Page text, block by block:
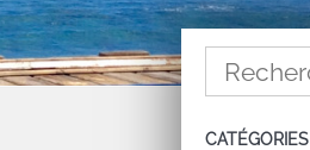
CATÉGORIES